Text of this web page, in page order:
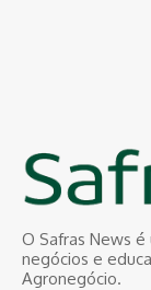
O Safras News
negócios e
Agronegócio.